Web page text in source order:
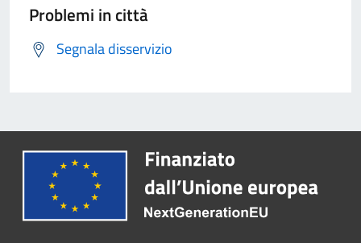
Problemi in città
Segnala disservizio